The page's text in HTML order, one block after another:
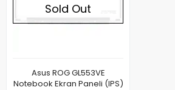
Sold Out
Asus ROG GL553VE
Notebook Ekran Paneli (IPS)